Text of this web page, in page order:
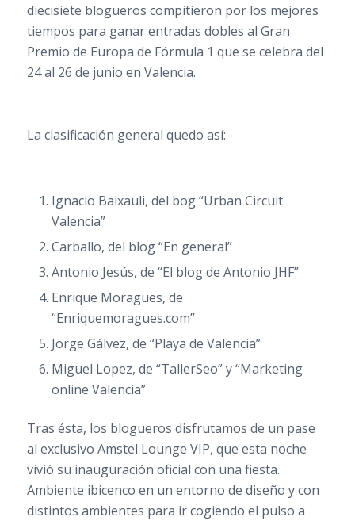
diecisiete blogueros compitieron por los mejores
tiempos para ganar entradas dobles al Gran
Premio de Europa de Fórmula 1 que se celebra del
24 al 26 de junio en Valencia.
La clasificación general quedo así:
Ignacio Baixauli, del bog “Urban Circuit
Valencia”
Carballo, del blog “En general”
Antonio Jesús, de “El blog de Antonio JHF”
Enrique Moragues, de
“Enriquemoragues.com”
Jorge Gálvez, de “Playa de Valencia”
Miguel Lopez, de “TallerSeo” y “Marketing
online Valencia”
Tras ésta, los blogueros disfrutamos de un pase
al exclusivo Amstel Lounge VIP, que esta noche
vivió su inauguración oficial con una fiesta.
Ambiente ibicenco en un entorno de diseño y con
distintos ambientes para ir cogiendo el pulso a